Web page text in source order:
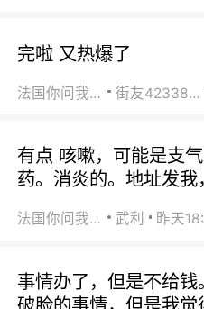
完啦 又热爆了
法国你问我答 街友42338202
有点 咳嗽，可能是支
药。消炎的。地址发我
法国你问我答 武利 昨天
事情办了，但是不给